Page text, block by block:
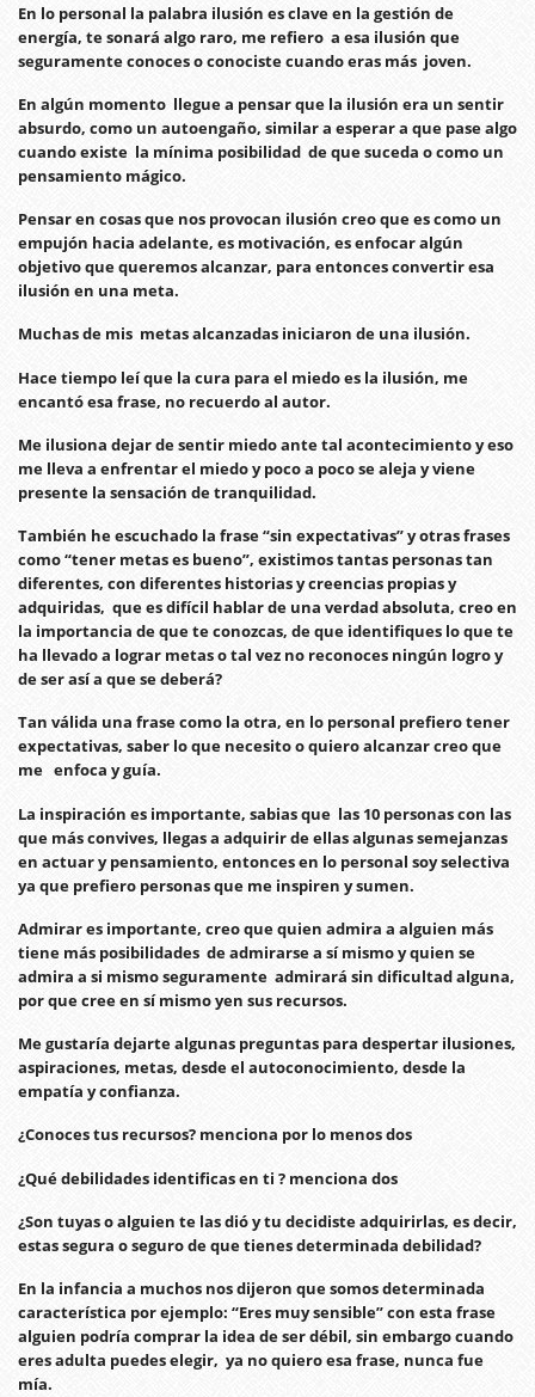
En lo personal la palabra ilusión es clave en la gestión de
energía, te sonará algo raro, me refiero a esa ilusión que
seguramente conoces o conociste cuando eras más joven.
En algún momento llegue a pensar que la ilusión era un sentir
absurdo, como un autoengaño, similar a esperar a que pase algo
cuando existe la mínima posibilidad de que suceda o como un
pensamiento mágico.
Pensar en cosas que nos provocan ilusión creo que es como un
empujón hacia adelante, es motivación, es enfocar algún
objetivo que queremos alcanzar, para entonces convertir esa
ilusión en una meta.
Muchas de mis metas alcanzadas iniciaron de una ilusión.
Hace tiempo leí que la cura para el miedo es la ilusión, me
encantó esa frase, no recuerdo al autor.
Me ilusiona dejar de sentir miedo ante tal acontecimiento y eso
me lleva a enfrentar el miedo y poco a poco se aleja y viene
presente la sensación de tranquilidad.
También he escuchado la frase “sin expectativas” y otras frases
como “tener metas es bueno”, existimos tantas personas tan
diferentes, con diferentes historias y creencias propias y
adquiridas, que es difícil hablar de una verdad absoluta, creo en
la importancia de que te conozcas, de que identifiques lo que te
ha llevado a lograr metas o tal vez no reconoces ningún logro y
de ser así a que se deberá?
Tan válida una frase como la otra, en lo personal prefiero tener
expectativas, saber lo que necesito o quiero alcanzar creo que
me enfoca y guía.
La inspiración es importante, sabias que las 10 personas con las
que más convives, llegas a adquirir de ellas algunas semejanzas
en actuar y pensamiento, entonces en lo personal soy selectiva
ya que prefiero personas que me inspiren y sumen.
Admirar es importante, creo que quien admira a alguien más
tiene más posibilidades de admirarse a sí mismo y quien se
admira a si mismo seguramente admirará sin dificultad alguna,
por que cree en sí mismo yen sus recursos.
Me gustaría dejarte algunas preguntas para despertar ilusiones,
aspiraciones, metas, desde el autoconocimiento, desde la
empatía y confianza.
¿Conoces tus recursos? menciona por lo menos dos
¿Qué debilidades identificas en ti ? menciona dos
¿Son tuyas o alguien te las dió y tu decidiste adquirirlas, es decir,
estas segura o seguro de que tienes determinada debilidad?
En la infancia a muchos nos dijeron que somos determinada
característica por ejemplo: “Eres muy sensible” con esta frase
alguien podría comprar la idea de ser débil, sin embargo cuando
eres adulta puedes elegir, ya no quiero esa frase, nunca fue
mía.